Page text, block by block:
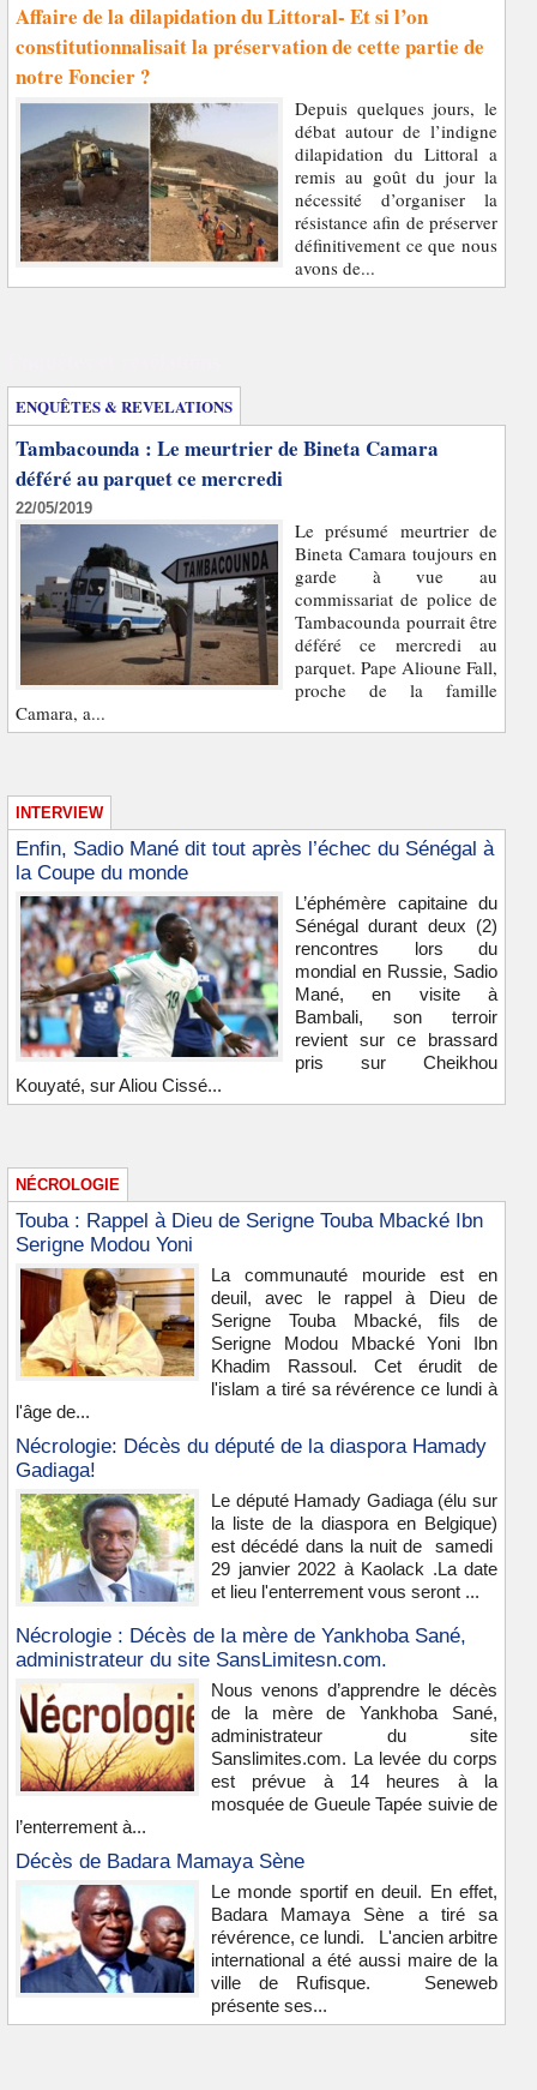
Affaire de la dilapidation du Littoral- Et si l’on
constitutionnalisait la préservation de cette partie de
notre Foncier ?
Depuis quelques jours, le
débat autour de l’indigne
dilapidation du Littoral a
remis au goût du jour la
nécessité d’organiser la
résistance afin de préserver
définitivement ce que nous
avons de...
ENQUÊTES & REVELATIONS
Tambacounda : Le meurtrier de Bineta Camara
déféré au parquet ce mercredi
22/05/2019
Le présumé meurtrier de
Bineta Camara toujours en
garde à vue au
commissariat de police de
Tambacounda pourrait être
déféré ce mercredi au
parquet. Pape Alioune Fall,
proche de la famille
Camara, a...
INTERVIEW
Enfin, Sadio Mané dit tout après l’échec du Sénégal à
la Coupe du monde
L’éphémère capitaine du
Sénégal durant deux (2)
rencontres lors du
mondial en Russie, Sadio
Mané, en visite à
Bambali, son terroir
revient sur ce brassard
pris sur Cheikhou
Kouyaté, sur Aliou Cissé...
NÉCROLOGIE
Touba : Rappel à Dieu de Serigne Touba Mbacké Ibn
Serigne Modou Yoni
La communauté mouride est en
deuil, avec le rappel à Dieu de
Serigne Touba Mbacké, fils de
Serigne Modou Mbacké Yoni Ibn
Khadim Rassoul. Cet érudit de
l'islam a tiré sa révérence ce lundi à
l'âge de...
Nécrologie: Décès du député de la diaspora Hamady
Gadiaga!
Le député Hamady Gadiaga (élu sur
la liste de la diaspora en Belgique)
est décédé dans la nuit de samedi
29 janvier 2022 à Kaolack .La date
et lieu l'enterrement vous seront ...
Nécrologie : Décès de la mère de Yankhoba Sané,
administrateur du site SansLimitesn.com.
Nous venons d’apprendre le décès
de la mère de Yankhoba Sané,
administrateur du site
Sanslimites.com. La levée du corps
est prévue à 14 heures à la
mosquée de Gueule Tapée suivie de
l’enterrement à...
Décès de Badara Mamaya Sène
Le monde sportif en deuil. En effet,
Badara Mamaya Sène a tiré sa
révérence, ce lundi. L'ancien arbitre
international a été aussi maire de la
ville de Rufisque. Seneweb
présente ses...